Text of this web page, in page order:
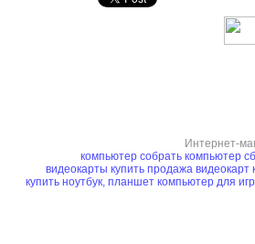
Интернет-
компьютер собрать компьютер
видеокарты купить продажа видеокарт
купить ноутбук, планшет компьютер для